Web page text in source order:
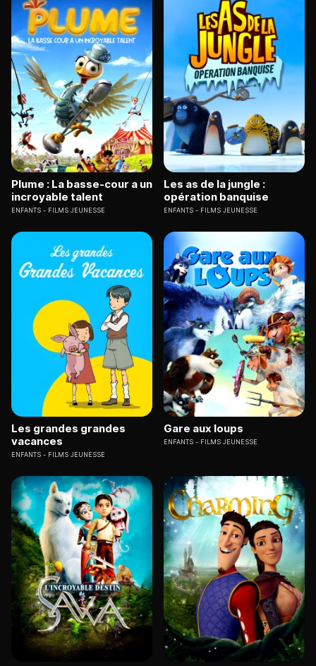
Plume : La basse-cour a un
incroyable talent
ENFANTS FILMS JEUNESSE
Les as de la jungle :
opération banquise
ENFANTS FILMS JEUNESSE
Les grandes grandes
vacances
ENFANTS FILMS JEUNESSE
Gare aux loups
ENFANTS FILMS JEUNESSE